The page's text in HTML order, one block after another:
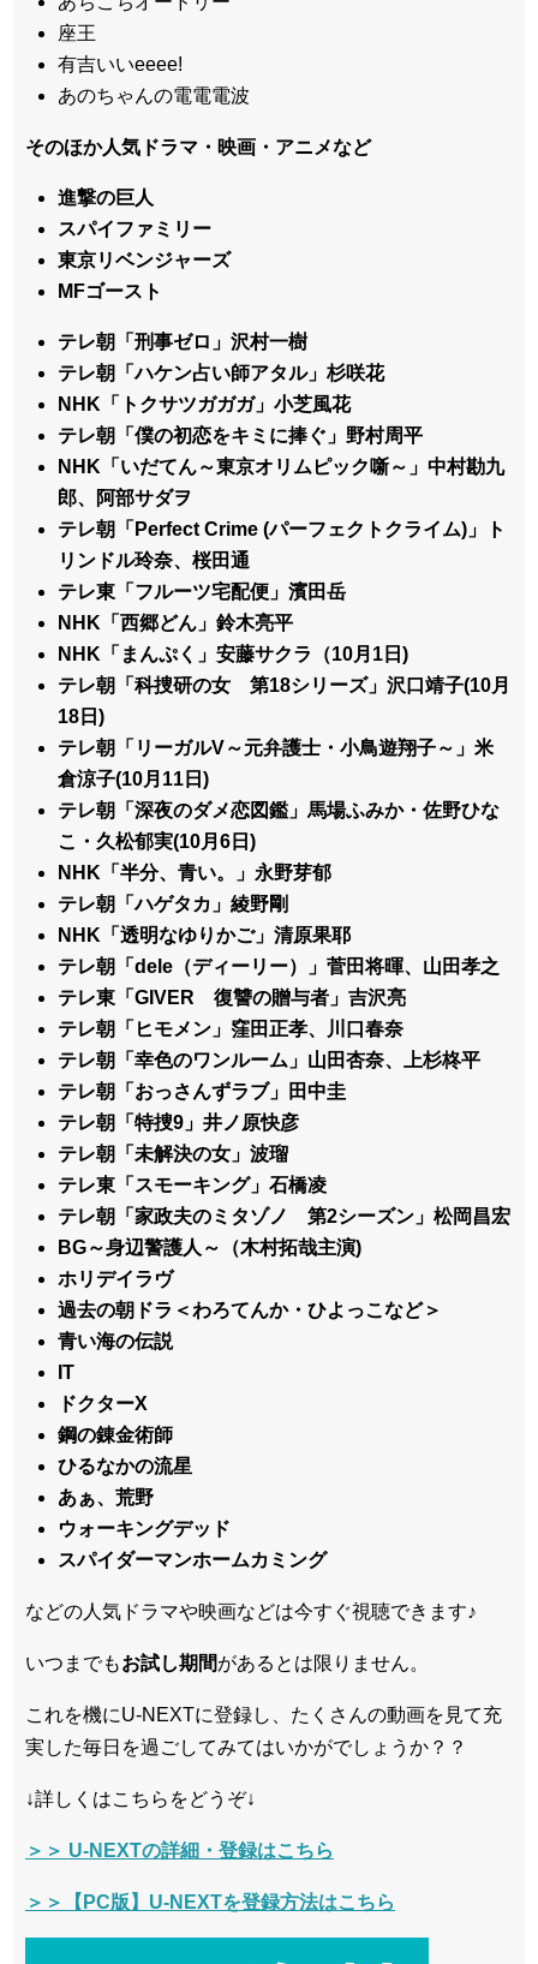
座王
有吉いいeeee!
あのちゃんの電電電波
そのほか人気ドラマ・映画・アニメなど
進撃の巨人
スパイファミリー
東京リベンジャーズ
MFゴースト
テレ朝「刑事ゼロ」沢村一樹
テレ朝「ハケン占い師アタル」杉咲花
NHK「トクサツガガガ」小芝風花
テレ朝「僕の初恋をキミに捧ぐ」野村周平
NHK「いだてん～東京オリムピック噺～」中村勘九
郎、阿部サダヲ
テレ朝「Perfect Crime (パーフェクトクライム)」ト
リンドル玲奈、桜田通
テレ東「フルーツ宅配便」濱田岳
NHK「西郷どん」鈴木亮平
NHK「まんぷく」安藤サクラ（10月1日)
テレ朝「科捜研の女 第18シリーズ」沢口靖子(10月
18日)
テレ朝「リーガルV～元弁護士・小鳥遊翔子～」米
倉涼子(10月11日)
テレ朝「深夜のダメ恋図鑑」馬場ふみか・佐野ひな
こ・久松郁実(10月6日)
NHK「半分、青い。」永野芽郁
テレ朝「ハゲタカ」綾野剛
NHK「透明なゆりかご」清原果耶
テレ朝「dele（ディーリー）」菅田将暉、山田孝之
テレ東「GIVER 復讐の贈与者」吉沢亮
テレ朝「ヒモメン」窪田正孝、川口春奈
テレ朝「幸色のワンルーム」山田杏奈、上杉柊平
テレ朝「おっさんずラブ」田中圭
テレ朝「特捜9」井ノ原快彦
テレ朝「未解決の女」波瑠
テレ東「スモーキング」石橋凌
テレ朝「家政夫のミタゾノ 第2シーズン」松岡昌宏
BG～身辺警護人～（木村拓哉主演)
ホリデイラヴ
過去の朝ドラ＜わろてんか・ひよっこなど＞
青い海の伝説
IT
ドクターX
鋼の錬金術師
ひるなかの流星
あぁ、荒野
ウォーキングデッド
スパイダーマンホームカミング
などの人気ドラマや映画などは今すぐ視聴できます♪
いつまでもお試し期間があるとは限りません。
これを機にU-NEXTに登録し、たくさんの動画を見て充
実した毎日を過ごしてみてはいかがでしょうか？？
↓詳しくはこちらをどうぞ↓
＞＞ U-NEXTの詳細・登録はこちら
＞＞【PC版】U-NEXTを登録方法はこちら